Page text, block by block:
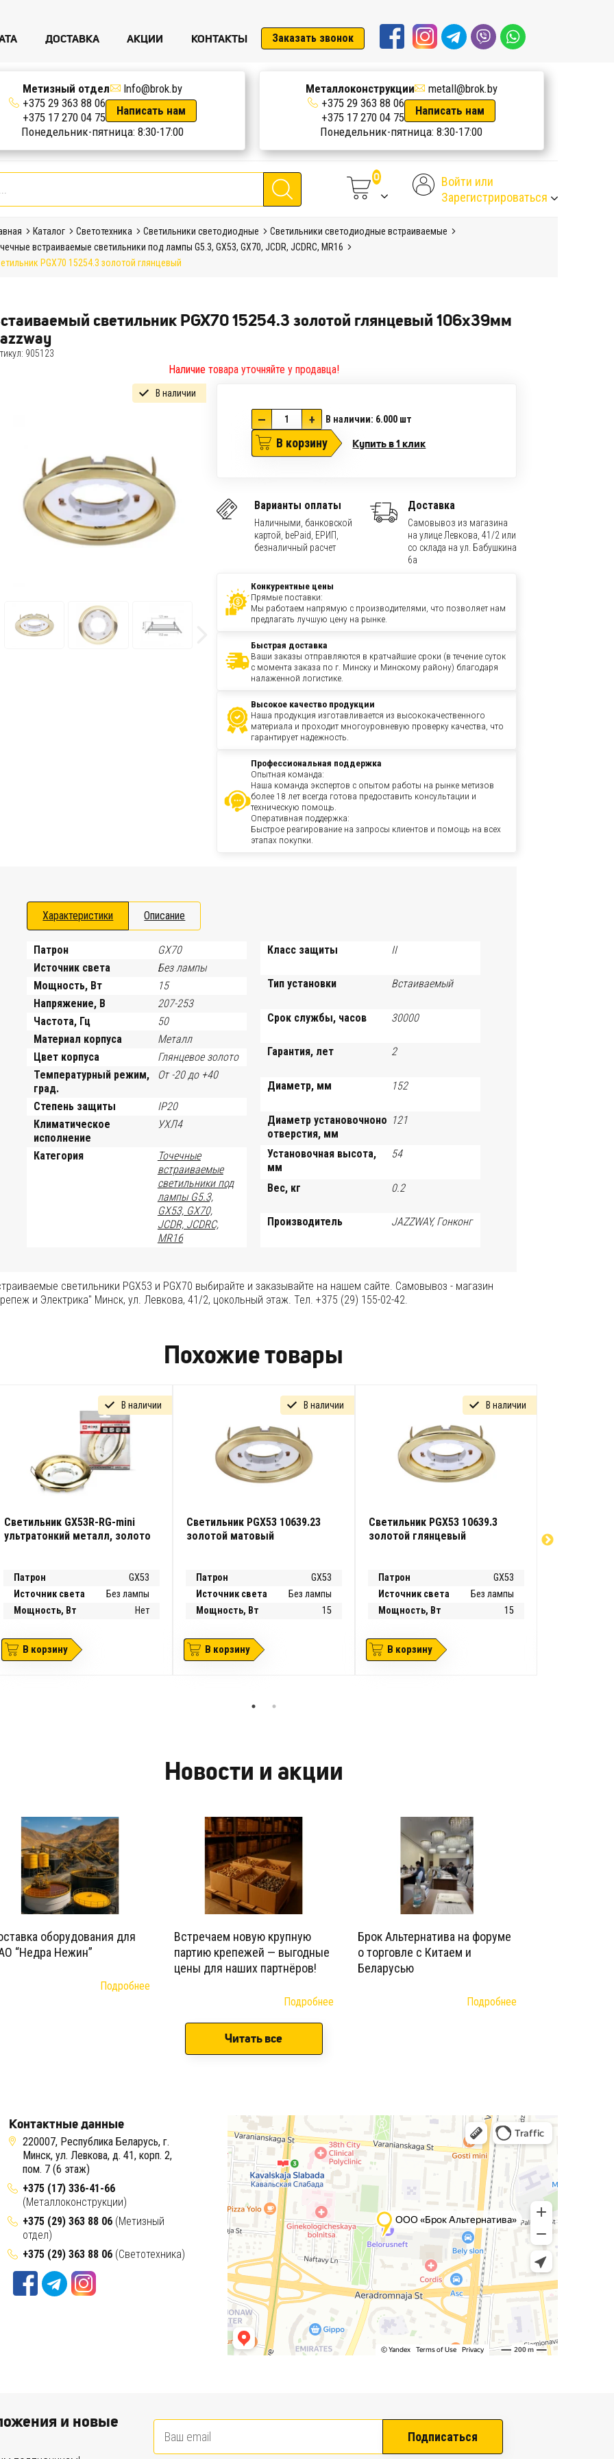
ДОСТАВКА АКЦИИ КОНТАКТЫ Заказать звонок
Метизный отдел
Info@brok.by
+375 29 363 88 06
+375 17 270 04 75
Написать нам
Понедельник-пятница: 8:30-17:00
Металлоконструкции
metall@brok.by
+375 29 363 88 06
+375 17 270 04 75
Написать нам
Понедельник-пятница: 8:30-17:00
Войти или
Зарегистрироваться
Каталог Светотехника Светильники светодиодные
Светильники светодиодные встраиваемые
встраиваемые светильники под лампы G5.3, GX53, GX70, JCDR, JCDRC, MR16
PGX70 15254.3 золотой глянцевый
светильник PGX70 15254.3 золотой глянцевый 106х39мм
905123
Наличие товара уточняйте у продавца!
В наличии
— + В наличии: 6.000 шт
В корзину Купить в 1 клик
Варианты оплаты
Наличными, банковской
картой, bePaid, ЕРИП,
безналичный расчет
Доставка
Самовывоз из магазина
на улице Левкова, 41/2 или
со склада на ул. Бабушкина
6а
Конкурентные цены
Прямые поставки:
Мы работаем напрямую с производителями, что позволяет нам
предлагать лучшую цену на рынке.
Быстрая доставка
Ваши заказы отправляются в кратчайшие сроки (в течение суток
с момента заказа по г. Минску и Минскому району) благодаря
налаженной логистике.
Высокое качество продукции
Наша продукция изготавливается из высококачественного
материала и проходит многоуровневую проверку качества, что
гарантирует надежность.
Профессиональная поддержка
Опытная команда:
Наша команда экспертов с опытом работы на рынке метизов
более 18 лет всегда готова предоставить консультации и
техническую помощь.
Оперативная поддержка:
Быстрое реагирование на запросы клиентов и помощь на всех
этапах покупки.
Характеристики Описание
Патрон
GX70
Источник света
Без лампы
Мощность, Вт
15
Напряжение, В
207-253
Частота, Гц
50
Материал корпуса
Металл
Цвет корпуса
Глянцевое золото
Температурный режим,
град.
От -20 до +40
Степень защиты
IP20
Климатическое
исполнение
УХЛ4
Категория
Точечные
встраиваемые
светильники под
лампы G5.3,
GX53, GX70,
JCDR, JCDRC,
MR16
Класс защиты II
Тип установки Встаиваемый
Срок службы, часов 30000
Гарантия, лет 2
Диаметр, мм 152
Диаметр установочноно
отверстия, мм
121
Установочная высота,
мм
54
Вес, кг 0.2
Производитель JAZZWAY, Гонконг
светильники PGX53 и PGX70 выбирайте и заказывайте на нашем сайте. Самовывоз - магазин
и Электрика" Минск, ул. Левкова, 41/2, цокольный этаж. Тел. +375 (29) 155-02-42.
Похожие товары
В наличии
Светильник GX53R-RG-mini
ультратонкий металл, золото
Патрон
GX53
Источник света
Без лампы
Мощность, Вт
Нет
В корзину
В наличии
Светильник PGX53 10639.23
золотой матовый
Патрон
GX53
Источник света
Без лампы
Мощность, Вт
15
В корзину
В наличии
Светильник PGX53 10639.3
золотой глянцевый
Патрон
GX53
Источник света
Без лампы
Мощность, Вт
15
В корзину
простой
50Вт хром
Новости и акции
оборудования для
“Недра Нежин”
Подробнее
Встречаем новую крупную
партию крепежей — выгодные
цены для наших партнёров!
Подробнее
Брок Альтернатива на форуме
о торговле с Китаем и
Беларусью
Подробнее
Читать все
Контактные данные
220007, Республика Беларусь, г.
Минск, ул. Левкова, д. 41, корп. 2,
пом. 7 (6 этаж)
+375 (17) 336-41-66
(Металлоконструкции)
+375 (29) 363 88 06 (Метизный
отдел)
+375 (29) 363 88 06 (Светотехника)
и новые
Подписаться